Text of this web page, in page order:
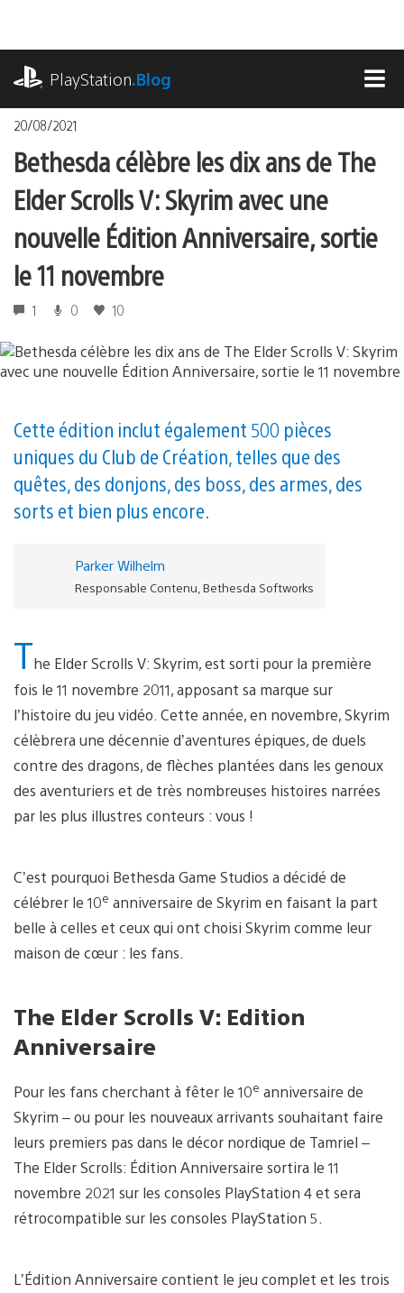
contenu
PlayStation.Blog
20/08/2021
Bethesda célèbre les dix ans de The
Elder Scrolls V: Skyrim avec une
nouvelle Édition Anniversaire, sortie
le 11 novembre
1 0 10
Cette édition inclut également 500 pièces
uniques du Club de Création, telles que des
quêtes, des donjons, des boss, des armes, des
sorts et bien plus encore.
Parker Wilhelm
Responsable Contenu, Bethesda Softworks
The Elder Scrolls V: Skyrim, est sorti pour la première
fois le 11 novembre 2011, apposant sa marque sur
l’histoire du jeu vidéo. Cette année, en novembre, Skyrim
célèbrera une décennie d’aventures épiques, de duels
contre des dragons, de flèches plantées dans les genoux
des aventuriers et de très nombreuses histoires narrées
par les plus illustres conteurs : vous !
C’est pourquoi Bethesda Game Studios a décidé de
célébrer le 10e anniversaire de Skyrim en faisant la part
belle à celles et ceux qui ont choisi Skyrim comme leur
maison de cœur : les fans.
The Elder Scrolls V: Edition
Anniversaire
Pour les fans cherchant à fêter le 10e anniversaire de
Skyrim – ou pour les nouveaux arrivants souhaitant faire
leurs premiers pas dans le décor nordique de Tamriel –
The Elder Scrolls: Édition Anniversaire sortira le 11
novembre 2021 sur les consoles PlayStation 4 et sera
rétrocompatible sur les consoles PlayStation 5.
L’Édition Anniversaire contient le jeu complet et les trois